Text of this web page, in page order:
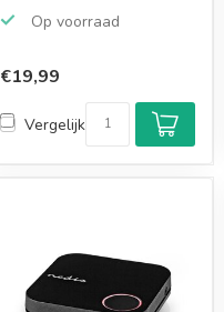
Op voorraad
€19,99
Vergelijk